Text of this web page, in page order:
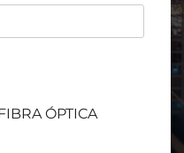
ÓPTICA